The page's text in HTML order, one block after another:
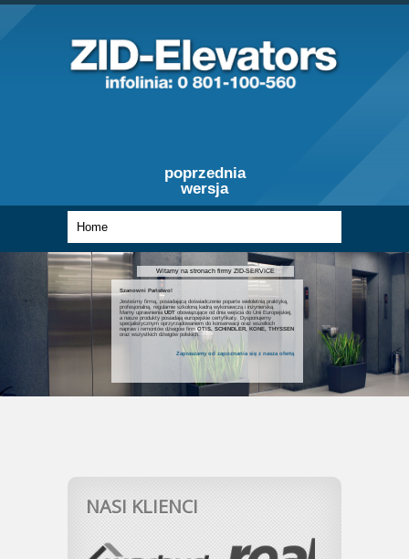
poprzednia
wersja
Witamy na stronach firmy ZID-SERVICE
Szanowni Państwo!
Jesteśmy firmą, posiadającą doświadczenie poparte wieloletnią praktyką,
profesjonalną, regularnie szkoloną kadrą wykonawczą i inżynierską.
Mamy uprawnieniaUDT obowiązujące od dnia wejścia do Unii Europejskiej,
a nasze produkty posiadają europejskie certyfikaty. Dysponujemy
specjalistycznym oprzyrządowaniem do konserwacji oraz wszelkich
napraw i remontów dźwigów firmOTIS, SCHINDLER, KONE, THYSSEN
oraz wszystkich dźwigów polskich.
Zapraszamy od zapoznania się z nasza ofertą
NASI KLIENCI